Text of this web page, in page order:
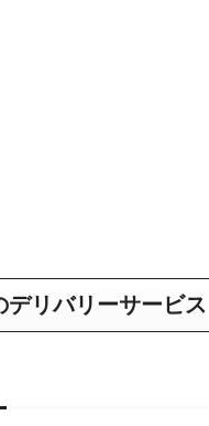
デリバリーサービス